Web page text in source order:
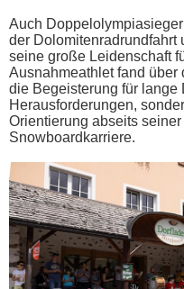
Auch Doppelolympiasieger
der Dolomitenradrundfahrt
seine große Leidenschaft
Ausnahmeathlet fand über
die Begeisterung für lange
Herausforderungen,
Orientierung abseits
Snowboardkarriere.